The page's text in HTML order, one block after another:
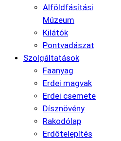
Alföldfásítási
Múzeum
Kilátók
Pontvadászat
Szolgáltatások
Faanyag
Erdei magvak
Erdei csemete
Dísznövény
Rakodólap
Erdőtelepítés